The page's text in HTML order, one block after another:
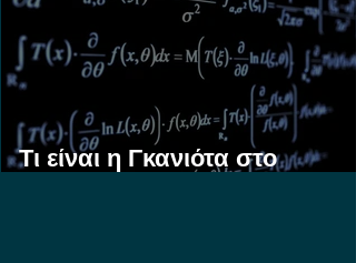
Τι είναι η Γκανιότα στο